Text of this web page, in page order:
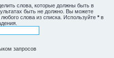
слова, которые должны быть в
быть не должно. Вы можете
любого слова из списка. Используйте * в
запросов